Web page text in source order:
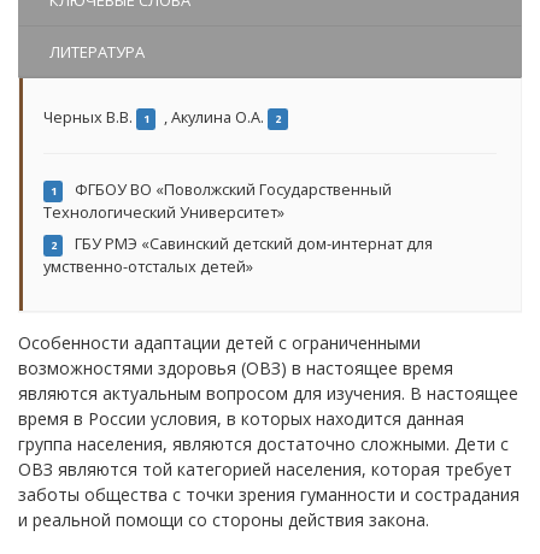
ЛИТЕРАТУРА
Черных В.В. 1 ,Акулина О.А. 2
1
ФГБОУ ВО «Поволжский Государственный
Технологический Университет»
2
ГБУ РМЭ «Савинский детский дом-интернат для
умственно-отсталых детей»
Особенности адаптации детей с ограниченными
возможностями здоровья (ОВЗ) в настоящее время
являются актуальным вопросом для изучения. В настоящее
время в России условия, в которых находится данная
группа населения, являются достаточно сложными. Дети с
ОВЗ являются той категорией населения, которая требует
заботы общества с точки зрения гуманности и сострадания
и реальной помощи со стороны действия закона.